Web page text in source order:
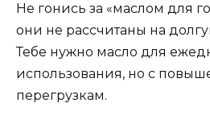
Не гонись за «маслом для
они не рассчитаны на
Тебе нужно масло для
использования, но с
перегрузкам.